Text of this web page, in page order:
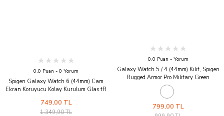
0.0 Puan - 0 Yorum
Spigen Galaxy Watch 6 (44mm) Cam
Ekran Koruyucu Kolay Kurulum Glas.tR
749,00 TL
1.349,90 TL
0.0 Puan - Yorum
Galaxy Watch 5 / 4 (44mm) Kılıf, Spigen
Rugged Armor Pro Military Green
799,00 TL